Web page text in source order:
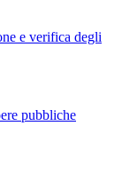
e verifica degli
pubbliche